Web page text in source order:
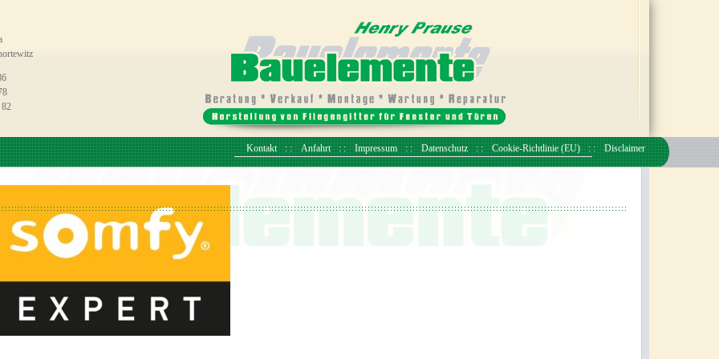
Kontakt Anfahrt Impressum Datenschutz Cookie-Richtlinie (EU) Disclaimer